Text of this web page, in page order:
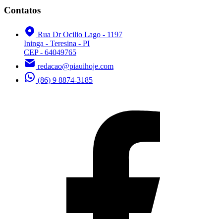
Contatos
Rua Dr Ocilio Lago - 1197
Ininga - Teresina - PI
CEP - 64049765
redacao@piauihoje.com
(86) 9 8874-3185